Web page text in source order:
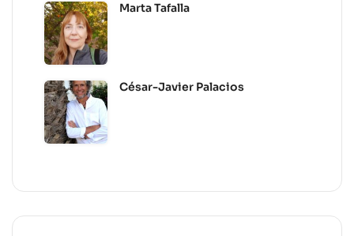
Marta Tafalla
César-Javier Palacios